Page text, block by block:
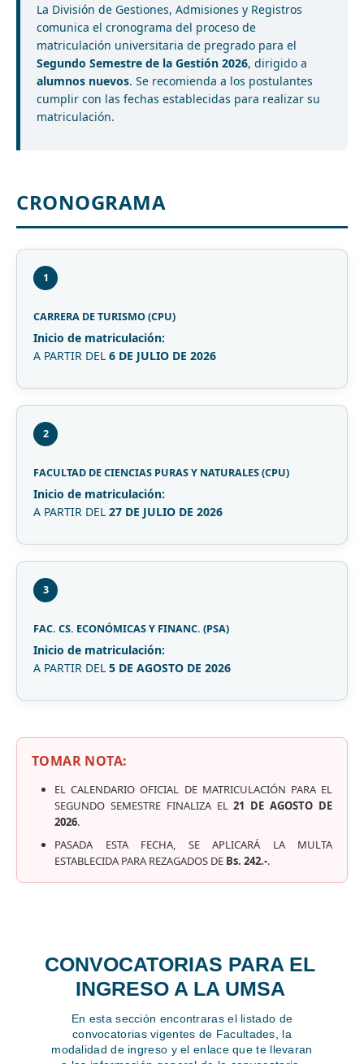
La División de Gestiones, Admisiones y Registros
comunica el cronograma del proceso de
matriculación universitaria de pregrado para el
Segundo Semestre de la Gestión 2026, dirigido a
alumnos nuevos. Se recomienda a los postulantes
cumplir con las fechas establecidas para realizar su
matriculación.
CRONOGRAMA
1
CARRERA DE TURISMO (CPU)
Inicio de matriculación:
A PARTIR DEL 6 DE JULIO DE 2026
2
FACULTAD DE CIENCIAS PURAS Y NATURALES (CPU)
Inicio de matriculación:
A PARTIR DEL 27 DE JULIO DE 2026
3
FAC. CS. ECONÓMICAS Y FINANC. (PSA)
Inicio de matriculación:
A PARTIR DEL 5 DE AGOSTO DE 2026
TOMAR NOTA:
EL CALENDARIO OFICIAL DE MATRICULACIÓN PARA EL
SEGUNDO SEMESTRE FINALIZA EL21 DE AGOSTO DE
2026.
PASADA ESTA FECHA, SE APLICARÁ LA MULTA
ESTABLECIDA PARA REZAGADOS DE Bs. 242.-.
CONVOCATORIAS PARA EL
INGRESO A LA UMSA
En esta sección encontraras el listado de
convocatorias vigentes de Facultades, la
modalidad de ingreso y el enlace que te llevaran